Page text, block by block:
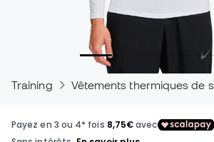
Training Vêtements thermiques de